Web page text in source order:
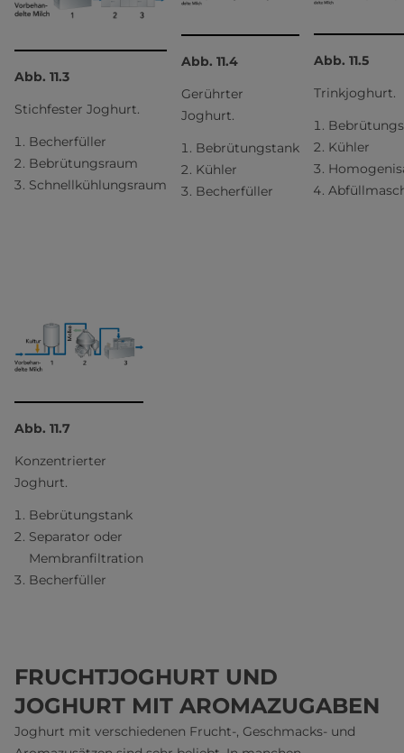
Abb. 11.3
Stichfester Joghurt.
Becherfüller
Bebrütungsraum
Schnellkühlungsraum
Abb. 11.4
Gerührter
Joghurt.
Bebrütungstank
Kühler
Becherfüller
Abb. 11.5
Trinkjoghurt.
Kühler
Abb. 11.7
Konzentrierter
Joghurt.
Bebrütungstank
Separator oder
Membranfiltration
Becherfüller
FRUCHTJOGHURT UND
JOGHURT MIT AROMAZUGABEN
Joghurt mit verschiedenen Frucht-, Geschmacks- und